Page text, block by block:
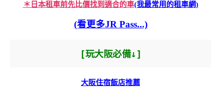
＊日本租車前先比價找到適合的車(我最常用的租車網)
(看更多JR Pass...)
[玩大阪必備↓]
大阪住宿飯店推薦